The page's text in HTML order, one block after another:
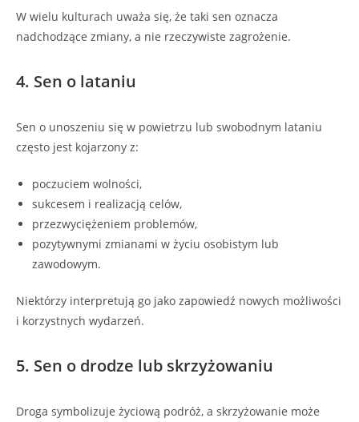
W wielu kulturach uważa się, że taki sen oznacza
nadchodzące zmiany, a nie rzeczywiste zagrożenie.
4. Sen o lataniu
Sen o unoszeniu się w powietrzu lub swobodnym lataniu
często jest kojarzony z:
poczuciem wolności,
sukcesem i realizacją celów,
przezwyciężeniem problemów,
pozytywnymi zmianami w życiu osobistym lub
zawodowym.
Niektórzy interpretują go jako zapowiedź nowych możliwości
i korzystnych wydarzeń.
5. Sen o drodze lub skrzyżowaniu
Droga symbolizuje życiową podróż, a skrzyżowanie może